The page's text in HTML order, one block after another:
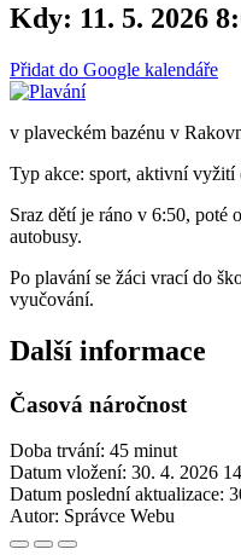
Kdy: 11. 5. 2026
Přidat do Google kalendáře
v plaveckém bazénu v
Typ akce: sport, aktivní vyžití
Sraz dětí je ráno v 6:50,
autobusy.
Po plavání se žáci vrací do
vyučování.
Další informace
Časová náročnost
Doba trvání: 45 minut
Datum vložení: 30. 4. 2026
Datum poslední aktualizace:
Autor: Správce Webu